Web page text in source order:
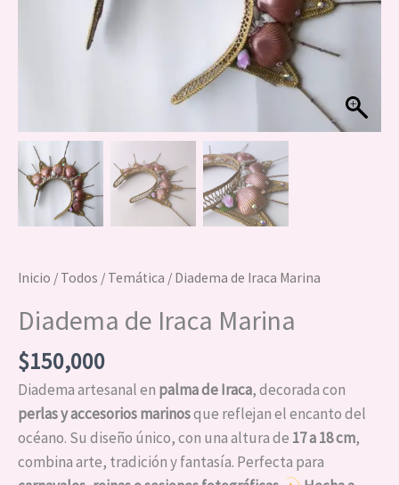
Inicio / Todos / Temática / Diadema de Iraca Marina
Diadema de Iraca Marina
$150,000
Diadema artesanal en palma de Iraca, decorada con
perlas y accesorios marinosque reflejan el encanto del
océano. Su diseño único, con una altura de 17 a 18 cm,
combina arte, tradición y fantasía. Perfecta para